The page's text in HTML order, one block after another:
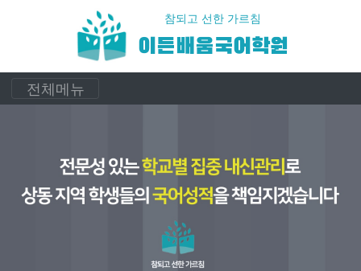
참되고 선한 가르침
이든배움국어학원
전체메뉴